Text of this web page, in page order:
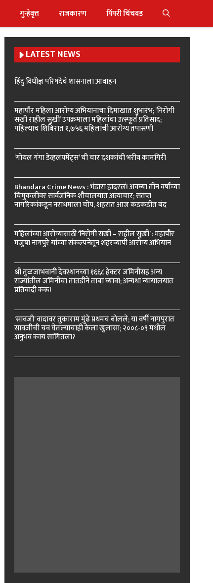
गुन्हेवृत्त राजकारण पिंपरी चिंचवड
LATEST NEWS
हिंदु विधीज्ञ परिषदेचे शासनाला आवाहन
महापौर महिला आरोग्य अभियानाचा दिमाखात शुभारंभ; ‘निरोगी
सखी राहील सुखी’ उपक्रमाला महिलांचा उत्स्फूर्त प्रतिसाद;
पहिल्याच शिबिरात १,७५६ महिलांची आरोग्य तपासणी
‘गोयल गंगा डेव्हलपमेंट्स’ ची चार दशकांची भरीव कामगिरी
Bhandara Crime News : भंडारा हादरलं! अवघ्या तीन वर्षांच्या
चिमुकलीवर सार्वजनिक शौचालयात अत्याचार; संतप्त
नागरिकांकडून नराधमाला चोप, शहरात आज कडकडीत बंद
महिलांच्या आरोग्यासाठी ‘निरोगी सखी – राहील सुखी’ : महापौर
मंजुषा नागपुरे यांच्या संकल्पनेतून शहरव्यापी आरोग्य अभियान
श्री तुळजाभवानी देवस्थानच्या १६६८ हेक्टर जमिनींसह अन्य
राज्यांतील जमिनींचा तातडीने ताबा घ्यावा; अन्यथा न्यायालयात
प्रतिवादी करू!
‘सावजी’ वादावर तुकाराम मुंढे प्रथमच बोलले; या वर्षी नागपुरात
सावजीची चव घेतल्याचाही केला खुलासा; २००८-०९ मधील
अनुभव काय सांगितला?